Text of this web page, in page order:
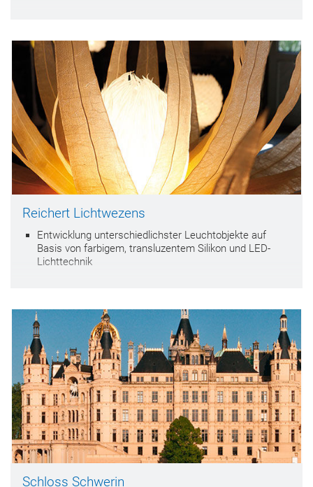
Reichert Lichtwezens
Entwicklung unterschiedlichster Leuchtobjekte auf
Basis von farbigem, transluzentem Silikon und LED-
Lichttechnik
Schloss Schwerin